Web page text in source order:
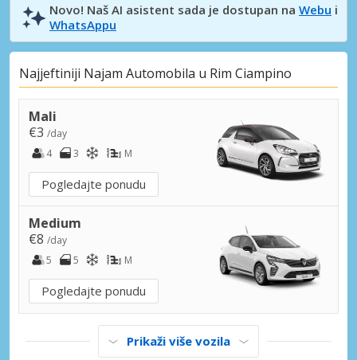
Novo! Naš AI asistent sada je dostupan na Webu i
WhatsAppu
Najjeftiniji Najam Automobila u Rim Ciampino
Mali
€3 /day
4
3 M
Pogledajte ponudu
Medium
€8 /day
5
5 M
Pogledajte ponudu
Prikaži više vozila